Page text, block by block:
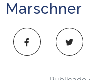
Ministério da Agricultura,
Ministério da Educação
Marschner